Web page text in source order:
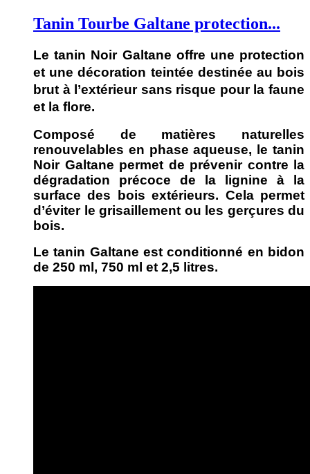
Tanin Tourbe Galtane protection...
Le tanin Noir Galtane offre une protection
et une décoration teintée destinée au bois
brut à l’extérieur sans risque pour la faune
et la flore.
Composé de matières naturelles
renouvelables en phase aqueuse, le tanin
Noir Galtane permet de prévenir contre la
dégradation précoce de la lignine à la
surface des bois extérieurs. Cela permet
d’éviter le grisaillement ou les gerçures du
bois.
Le tanin Galtane est conditionné en bidon
de 250 ml, 750 ml et 2,5 litres.